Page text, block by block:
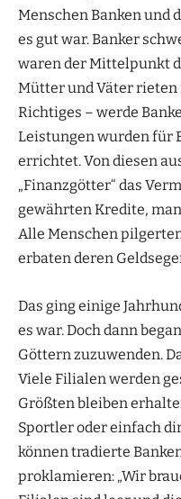
Menschen Banken und
es gut war. Banker
waren der Mittelpunkt
Mütter und Väter rieten
Richtiges – werde
Leistungen wurden für
errichtet. Von diesen
„Finanzgötter“ das
gewährten Kredite,
Alle Menschen
erbaten deren
Das ging einige
es war. Doch dann
Göttern zuzuwenden.
Viele Filialen werden
Größten bleiben
Sportler oder einfach
können tradierte
proklamieren: „Wir